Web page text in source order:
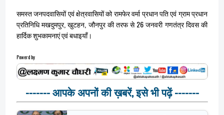
समस्त जनपदवासियों एवं क्षेत्रवासियों को रामफेर वर्मा प्रधान पति एवं ग्राम प्रधान
प्रतिनिधि मखदुमपुर, खुटहन, जौनपुर की तरफ से 26 जनवरी गणतंत्र दिवस की
हार्दिक शुभकामनाएं एवं बधाइयाँ।
Powerd by
------- आपके अपनों की ख़बरें, इसे भी पढ़ें -------